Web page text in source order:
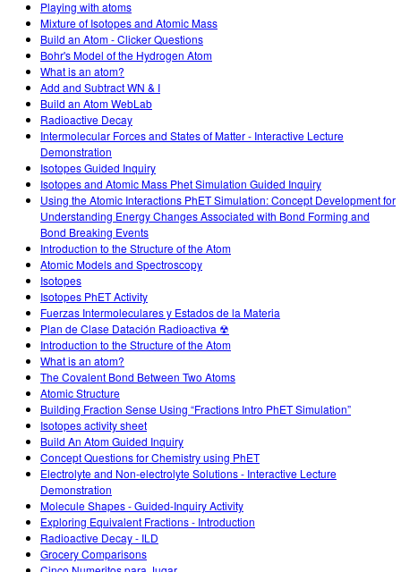
Playing with atoms
Mixture of Isotopes and Atomic Mass
Build an Atom - Clicker Questions
Bohr's Model of the Hydrogen Atom
What is an atom?
Add and Subtract WN & I
Build an Atom WebLab
Radioactive Decay
Intermolecular Forces and States of Matter - Interactive Lecture
Demonstration
Isotopes Guided Inquiry
Isotopes and Atomic Mass Phet Simulation Guided Inquiry
Using the Atomic Interactions PhET Simulation: Concept Development for
Understanding Energy Changes Associated with Bond Forming and
Bond Breaking Events
Introduction to the Structure of the Atom
Atomic Models and Spectroscopy
Isotopes
Isotopes PhET Activity
Fuerzas Intermoleculares y Estados de la Materia
Plan de Clase Datación Radioactiva ☢
Introduction to the Structure of the Atom
What is an atom?
The Covalent Bond Between Two Atoms
Atomic Structure
Building Fraction Sense Using “Fractions Intro PhET Simulation”
Isotopes activity sheet
Build An Atom Guided Inquiry
Concept Questions for Chemistry using PhET
Electrolyte and Non-electrolyte Solutions - Interactive Lecture
Demonstration
Molecule Shapes - Guided-Inquiry Activity
Exploring Equivalent Fractions - Introduction
Radioactive Decay - ILD
Grocery Comparisons